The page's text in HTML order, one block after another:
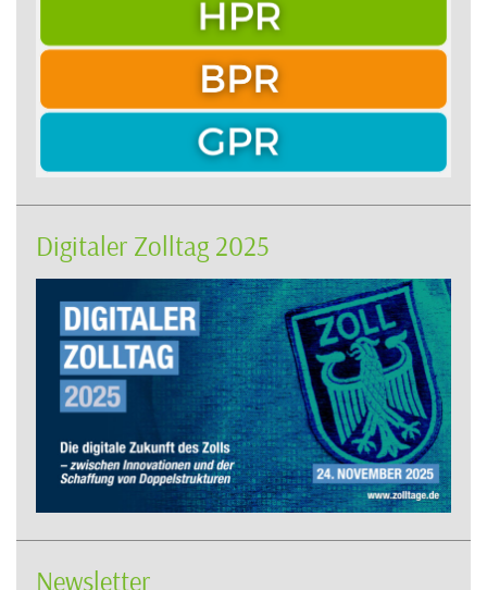
Digitaler Zolltag 2025
Newsletter